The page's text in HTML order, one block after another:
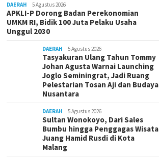
DAERAH 5 Agustus 2026
APKLI-P Dorong Badan Perekonomian
UMKM RI, Bidik 100 Juta Pelaku Usaha
Unggul 2030
DAERAH 5 Agustus 2026
Tasyakuran Ulang Tahun Tommy
Johan Agusta Warnai Launching
Joglo Seminingrat, Jadi Ruang
Pelestarian Tosan Aji dan Budaya
Nusantara
DAERAH 5 Agustus 2026
Sultan Wonokoyo, Dari Sales
Bumbu hingga Penggagas Wisata
Juang Hamid Rusdi di Kota
Malang